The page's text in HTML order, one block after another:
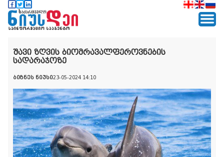
შავი ზღვის ბიომრავალფეროვნების
სადარაჯოზე
ბიზნეს ნიუსი23-05-2024 14:10